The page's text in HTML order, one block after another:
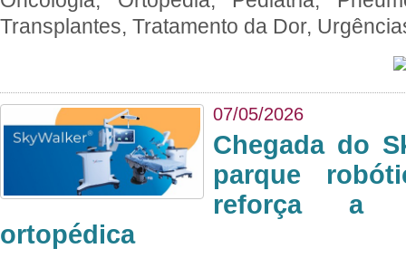
Transplantes, Tratamento da Dor,
07/05/2026
Chegada do
parque
reforça a
ortopédica